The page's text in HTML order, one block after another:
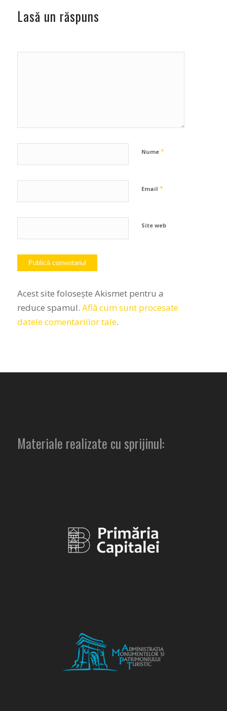
Lasă un răspuns
Nume *
Email *
Site web
Acest site folosește Akismet pentru a
reduce spamul. Află cum sunt procesate
datele comentariilor tale.
Materiale realizate cu sprijinul: